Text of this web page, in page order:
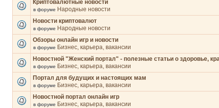
Криптовалютные новости
в форуме Народные новости
Новости криптовалют
в форуме Народные новости
Обзоры онлайн игр и новости
в форуме Бизнес, карьера, вакансии
Новостной "Женский портал" - полезные статьи о здоровье,
в форуме Бизнес, карьера, вакансии
Портал для будущих и настоящих мам
в форуме Бизнес, карьера, вакансии
Новостной портал онлайн игр
в форуме Бизнес, карьера, вакансии